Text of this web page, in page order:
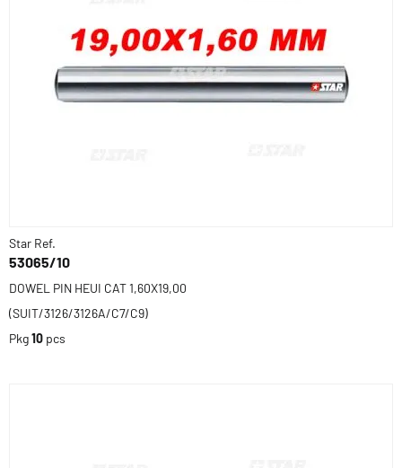
Star Ref.
53065/10
DOWEL PIN HEUI CAT 1,60X19,00
(SUIT/3126/3126A/C7/C9)
Pkg10 pcs